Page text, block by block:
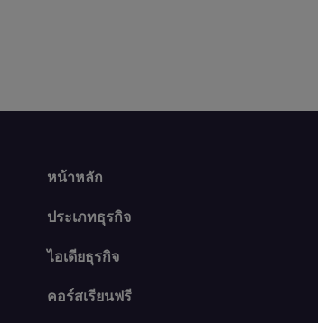
หน้าหลัก
ประเภทธุรกิจ
ไอเดียธุรกิจ
คอร์สเรียนฟรี